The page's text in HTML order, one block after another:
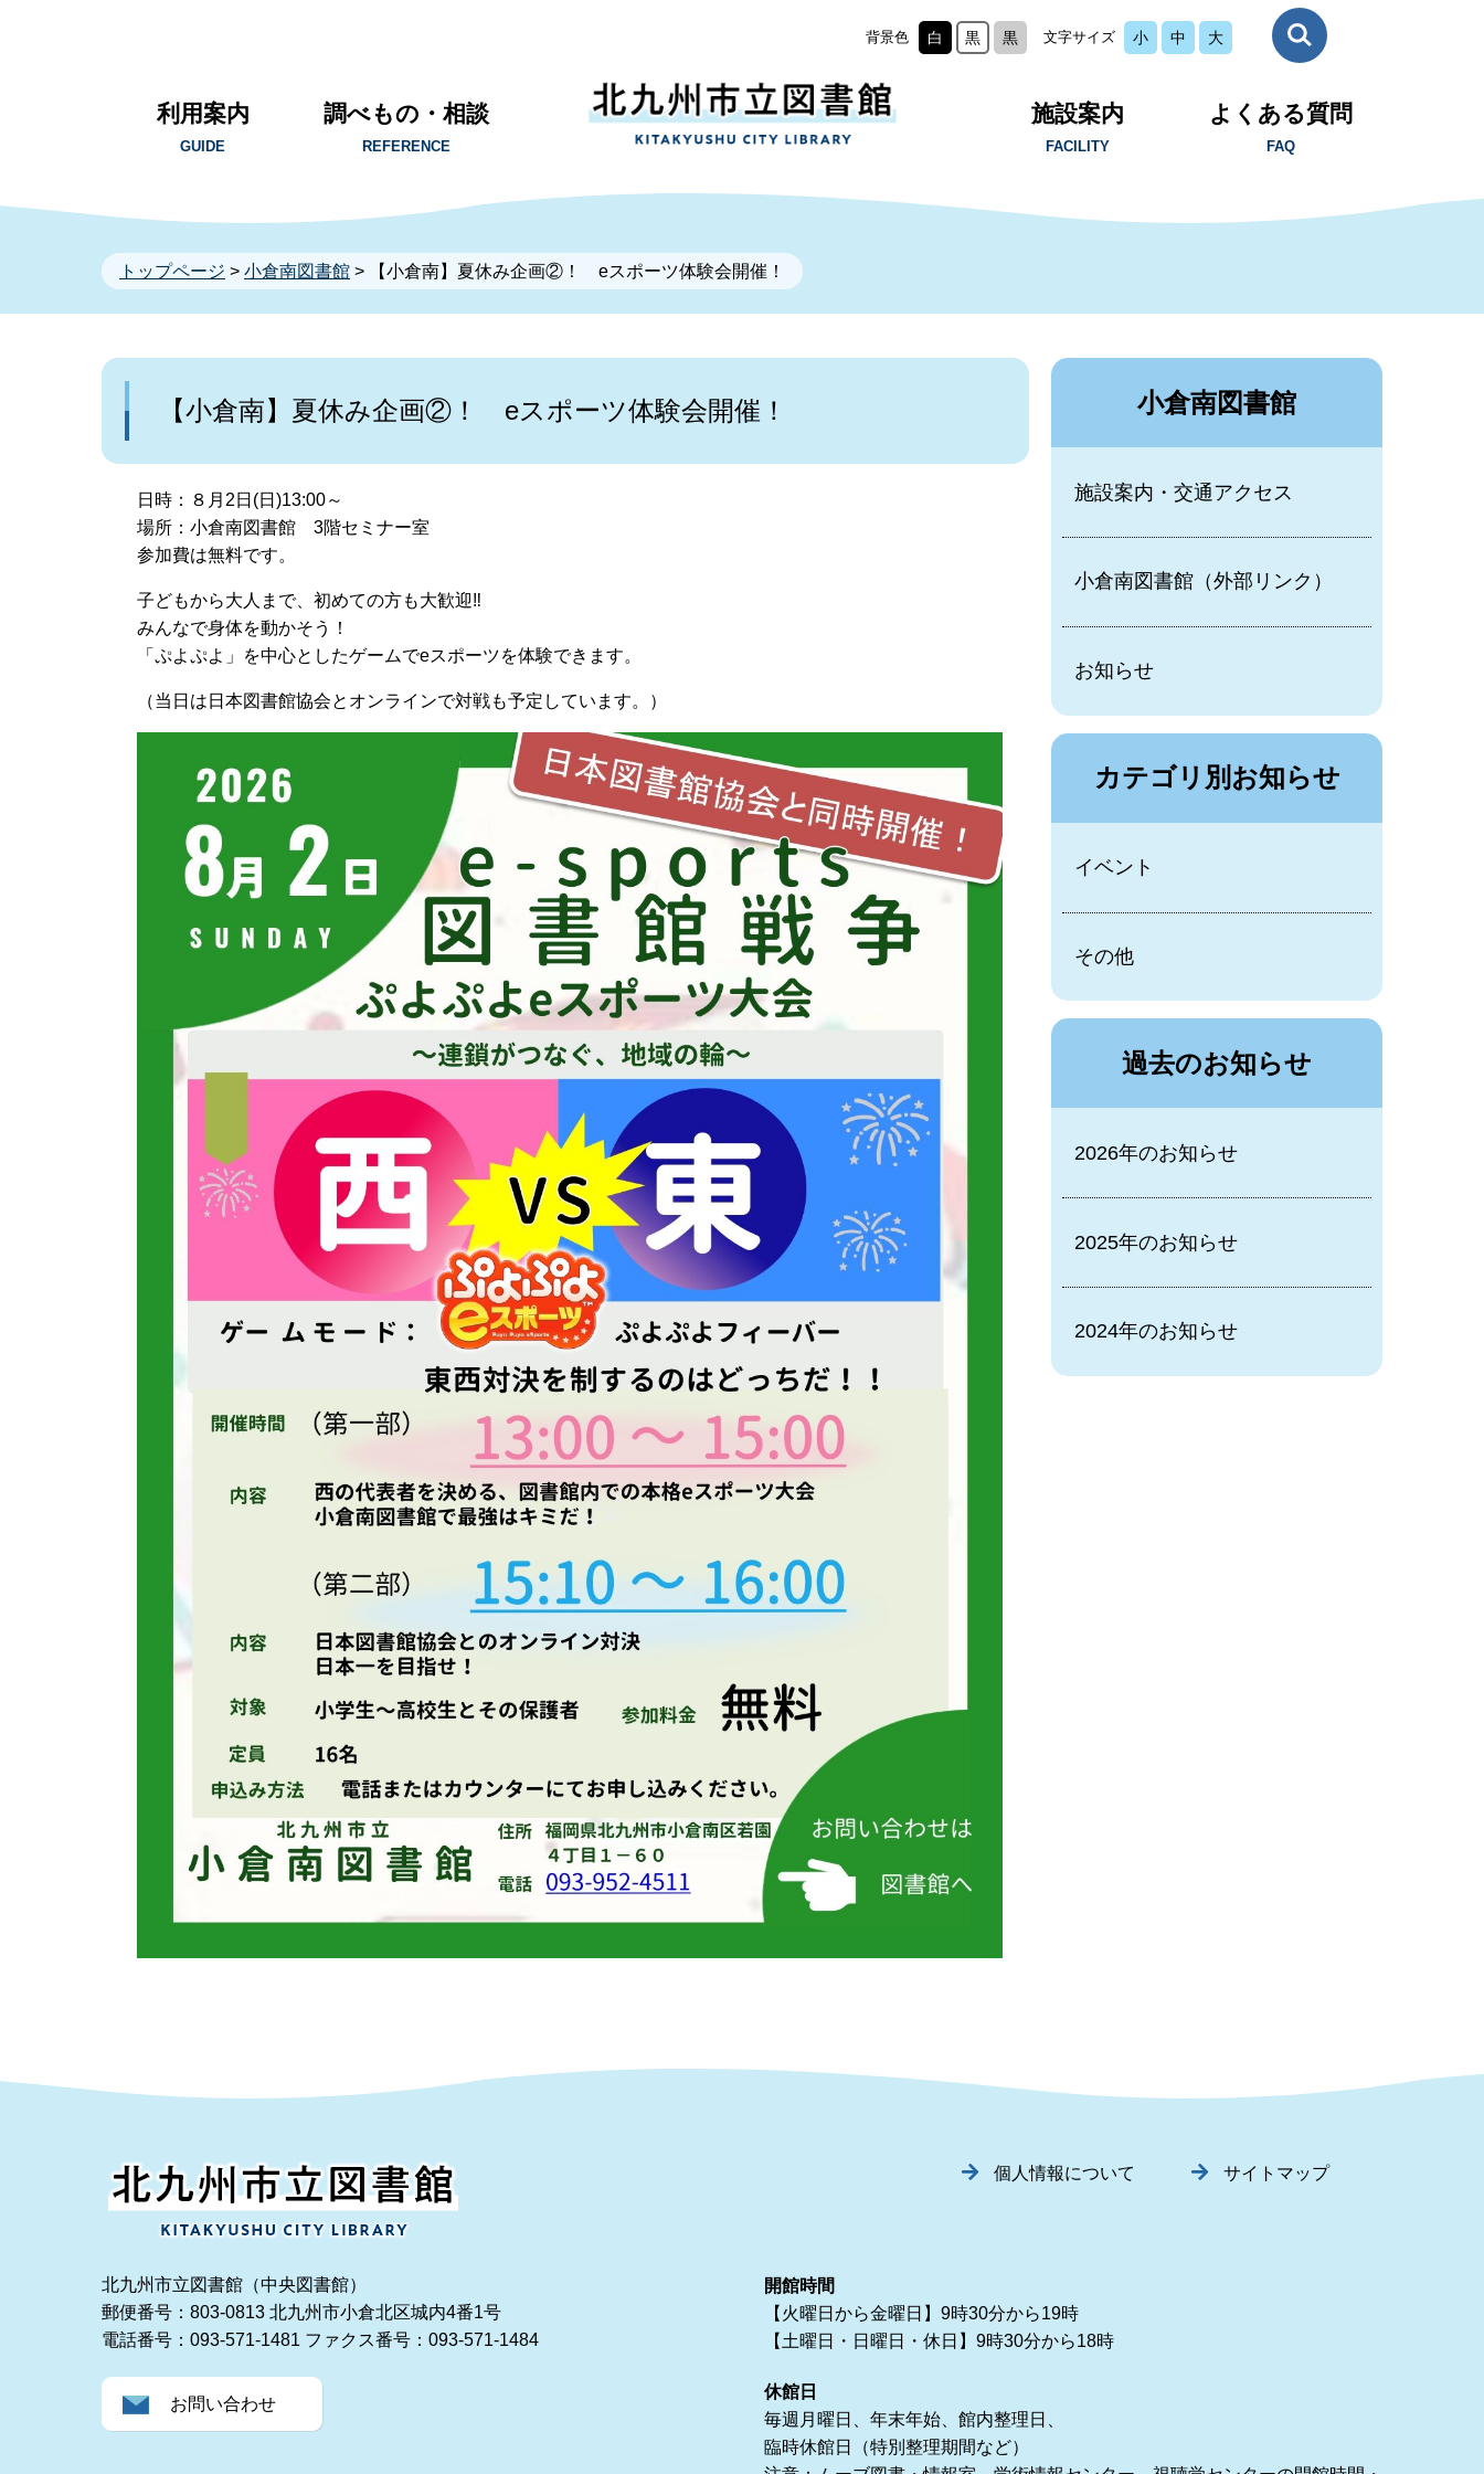
背景色 白 黒 黒 文字サイズ 小 中 大
利用案内
GUIDE
調べもの・相談
REFERENCE
施設案内
FACILITY
よくある質問
FAQ
トップページ > 小倉南図書館 > 【小倉南】夏休み企画②！ eスポーツ体験会開催！
【小倉南】夏休み企画②！ eスポーツ体験会開催！
日時：８月2日(日)13:00～
場所：小倉南図書館 3階セミナー室
参加費は無料です。
子どもから大人まで、初めての方も大歓迎‼
みんなで身体を動かそう！
「ぷよぷよ」を中心としたゲームでeスポーツを体験できます。
（当日は日本図書館協会とオンラインで対戦も予定しています。）
小倉南図書館
施設案内・交通アクセス
小倉南図書館（外部リンク）
お知らせ
カテゴリ別お知らせ
イベント
その他
過去のお知らせ
2026年のお知らせ
2025年のお知らせ
2024年のお知らせ
北九州市立図書館（中央図書館）
郵便番号：803-0813 北九州市小倉北区城内4番1号
電話番号：093-571-1481 ファクス番号：093-571-1484
お問い合わせ
個人情報について サイトマップ
開館時間
【火曜日から金曜日】9時30分から19時
【土曜日・日曜日・休日】9時30分から18時
休館日
毎週月曜日、年末年始、館内整理日、
臨時休館日（特別整理期間など）